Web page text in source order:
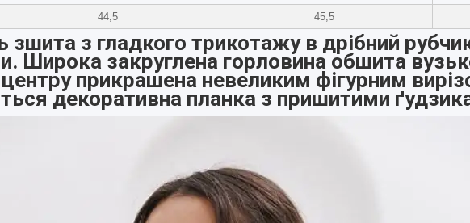
44,5 45,5
зшита з гладкого трикотажу в дрібний
Широка закруглена горловина обшита
прикрашена невеликим фігурним
декоративна планка з пришитими